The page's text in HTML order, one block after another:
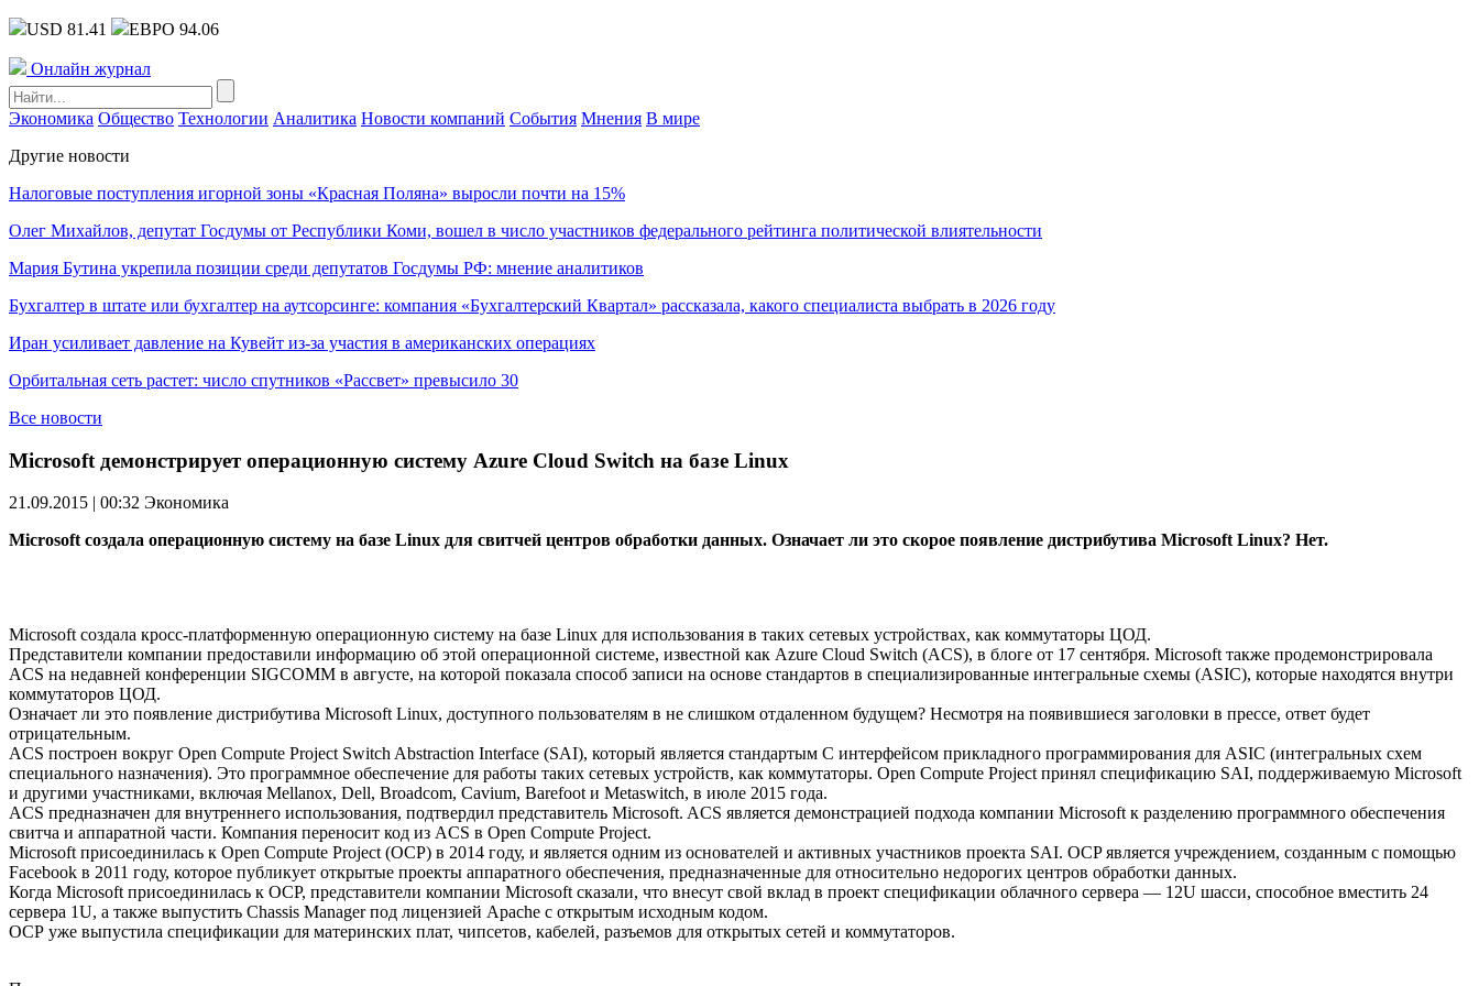
USD 81.41 ЕВРО 94.06
Онлайн журнал
Экономика Общество Технологии Аналитика Новости компаний События Мнения В мире
Другие новости
Налоговые поступления игорной зоны «Красная Поляна» выросли почти на 15%
Олег Михайлов, депутат Госдумы от Республики Коми, вошел в число участников федерального рейтинга политической влиятельности
Мария Бутина укрепила позиции среди депутатов Госдумы РФ: мнение аналитиков
Бухгалтер в штате или бухгалтер на аутсорсинге: компания «Бухгалтерский Квартал» рассказала, какого специалиста выбрать в 2026 году
Иран усиливает давление на Кувейт из-за участия в американских операциях
Орбитальная сеть растет: число спутников «Рассвет» превысило 30
Все новости
Microsoft демонстрирует операционную систему Azure Cloud Switch на базе Linux
21.09.2015 | 00:32 Экономика
Microsoft создала операционную систему на базе Linux для свитчей центров обработки данных. Означает ли это скорое появление дистрибутива Microsoft Linux? Нет.
Microsoft создала кросс-платформенную операционную систему на базе Linux для использования в таких сетевых устройствах, как коммутаторы ЦОД.
Представители компании предоставили информацию об этой операционной системе, известной как Azure Cloud Switch (ACS), в блоге от 17 сентября. Microsoft также продемонстрировала
ACS на недавней конференции SIGCOMM в августе, на которой показала способ записи на основе стандартов в специализированные интегральные схемы (ASIC), которые находятся внутри
коммутаторов ЦОД.
Означает ли это появление дистрибутива Microsoft Linux, доступного пользователям в не слишком отдаленном будущем? Несмотря на появившиеся заголовки в прессе, ответ будет
отрицательным.
ACS построен вокруг Open Compute Project Switch Abstraction Interface (SAI), который является стандартым С интерфейсом прикладного программирования для ASIC (интегральных схем
специального назначения). Это программное обеспечение для работы таких сетевых устройств, как коммутаторы. Open Compute Project принял спецификацию SAI, поддерживаемую Microsoft
и другими участниками, включая Mellanox, Dell, Broadcom, Cavium, Barefoot и Metaswitch, в июле 2015 года.
ACS предназначен для внутреннего использования, подтвердил представитель Microsoft. ACS является демонстрацией подхода компании Microsoft к разделению программного обеспечения
свитча и аппаратной части. Компания переносит код из ACS в Open Compute Project.
Microsoft присоединилась к Open Compute Project (OCP) в 2014 году, и является одним из основателей и активных участников проекта SAI. OCP является учреждением, созданным с помощью
Facebook в 2011 году, которое публикует открытые проекты аппаратного обеспечения, предназначенные для относительно недорогих центров обработки данных.
Когда Microsoft присоединилась к OCP, представители компании Microsoft сказали, что внесут свой вклад в проект спецификации облачного сервера — 12U шасси, способное вместить 24
сервера 1U, а также выпустить Chassis Manager под лицензией Apache с открытым исходным кодом.
ОСР уже выпустила спецификации для материнских плат, чипсетов, кабелей, разъемов для открытых сетей и коммутаторов.